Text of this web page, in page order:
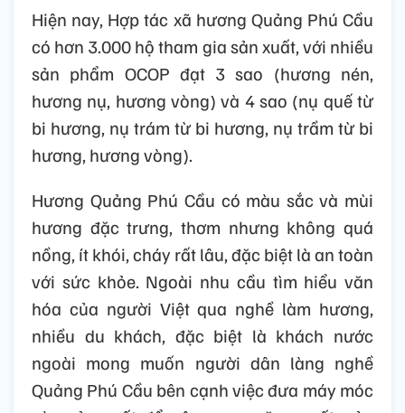
Hiện nay, Hợp tác xã hương Quảng Phú Cầu
có hơn 3.000 hộ tham gia sản xuất, với nhiều
sản phẩm OCOP đạt 3 sao (hương nén,
hương nụ, hương vòng) và 4 sao (nụ quế từ
bi hương, nụ trám từ bi hương, nụ trầm từ bi
hương, hương vòng).
Hương Quảng Phú Cầu có màu sắc và mùi
hương đặc trưng, thơm nhưng không quá
nồng, ít khói, cháy rất lâu, đặc biệt là an toàn
với sức khỏe. Ngoài nhu cầu tìm hiểu văn
hóa của người Việt qua nghề làm hương,
nhiều du khách, đặc biệt là khách nước
ngoài mong muốn người dân làng nghề
Quảng Phú Cầu bên cạnh việc đưa máy móc